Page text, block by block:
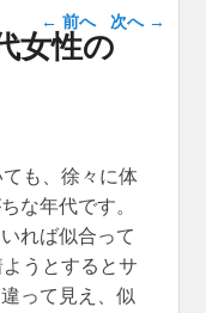
投稿ナビゲー
ション
← 前へ 次へ →
女性の
も、徐々に体
な年代です。
れば似合って
うとするとサ
って見え、似